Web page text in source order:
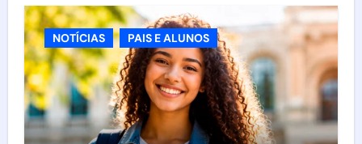
NOTÍCIAS PAIS E ALUNOS